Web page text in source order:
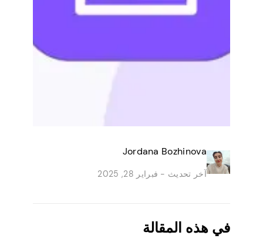
Jordana Bozhinova
آخر تحديث - فبراير 28, 2025
في هذه المقالة